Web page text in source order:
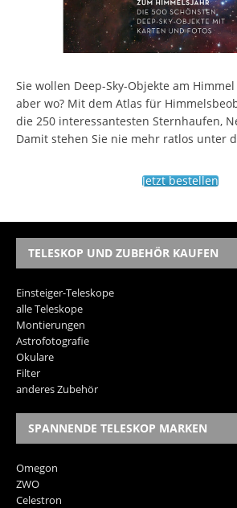
Sie wollen Deep-Sky-Objekte am
aber wo? Mit dem Atlas für
die 250 interessantesten Sternhaufen,
Damit stehen Sie nie mehr ratlos unter
Jetzt bestellen
TELESKOP UND ZUBEHÖR KAUFEN
Einsteiger-Teleskope
alle Teleskope
Montierungen
Astrofotografie
Okulare
Filter
anderes Zubehör
SPANNENDE TELESKOP MARKEN
Omegon
ZWO
Celestron